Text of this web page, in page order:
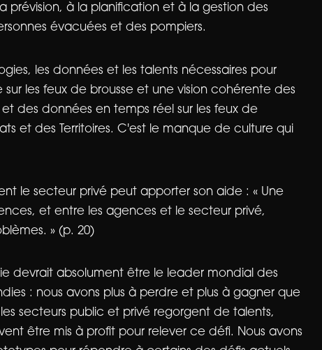
prévision, à la planification et à la gestion des
évacuées et des pompiers.
les données et les talents nécessaires pour
les feux de brousse et une vision cohérente des
des données en temps réel sur les feux de
et des Territoires. C'est le manque de culture qui
le secteur privé peut apporter son aide : « Une
et entre les agences et le secteur privé,
» (p. 20)
devrait absolument être le leader mondial des
: nous avons plus à perdre et plus à gagner que
secteurs public et privé regorgent de talents,
être mis à profit pour relever ce défi. Nous avons